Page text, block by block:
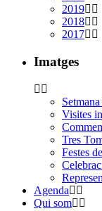
2019
2018
2017
Imatges
Visites
Tres
Festes
Agenda
Qui som